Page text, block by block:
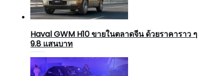
Haval GWM H10 ขายในตลาดจีน ด้วยราคาราว ๆ
9.8 แสนบาท